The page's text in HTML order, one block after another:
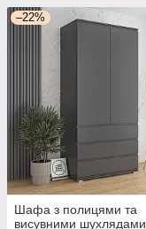
–22%
Шафа з полицями та
висувними шухлядами